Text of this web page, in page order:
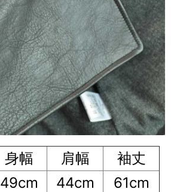
身幅 肩幅
袖丈
49cm 44cm
61cm